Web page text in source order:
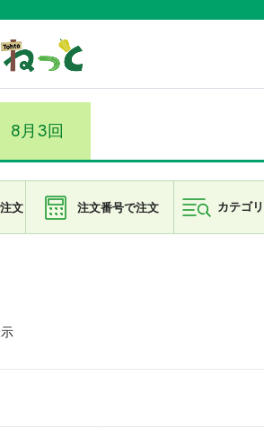
8月3回
文 注文番号で注文 カテゴ